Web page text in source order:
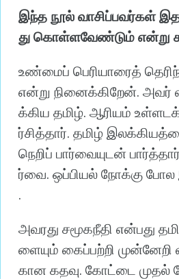
இந்த நூல் வாசிப்பவர்கள்
து கொள்ளவேண்டும் என்று
உண்மைப் பெரியாரைத்
என்று நினைக்கிறேன். அவர்
க்கிய தமிழ். ஆரியம்
ர்சித்தார். தமிழ்
நெறிப் பார்வையுடன் பார்த்தார்
ர்வை. ஒப்பியல் நோக்கு போல
.
அவரது சமூகநீதி என்பது
ளையும் கைப்பற்றி முன்னேறி
கான கதவு. கோட்டை முதல்